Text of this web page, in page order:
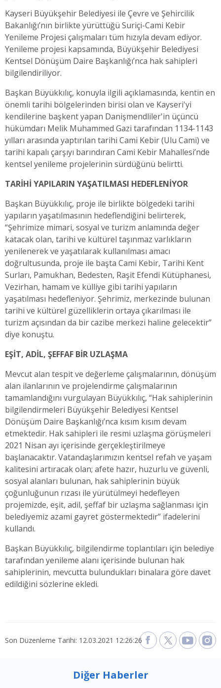
Kayseri Büyükşehir Belediyesi ile Çevre ve Şehircilik
Bakanlığı’nın birlikte yürüttüğü Suriçi-Cami Kebir
Yenileme Projesi çalışmaları tüm hızıyla devam ediyor.
Yenileme projesi kapsamında, Büyükşehir Belediyesi
Kentsel Dönüşüm Daire Başkanlığı’nca hak sahipleri
bilgilendiriliyor.
Başkan Büyükkılıç, konuyla ilgili açıklamasında, kentin en
önemli tarihi bölgelerinden birisi olan ve Kayseri'yi
kendilerine başkent yapan Danişmendliler'in üçüncü
hükümdarı Melik Muhammed Gazi tarafından 1134-1143
yılları arasında yaptırılan tarihi Cami Kebir (Ulu Cami) ve
tarihi kapalı çarşıyı barındıran Cami Kebir Mahallesi’nde
kentsel yenileme projelerinin sürdüğünü belirtti.
TARİHİ YAPILARIN YAŞATILMASI HEDEFLENİYOR
Başkan Büyükkılıç, proje ile birlikte bölgedeki tarihi
yapıların yaşatılmasının hedeflendiğini belirterek,
“Şehrimize mimari, sosyal ve turizm anlamında değer
katacak olan, tarihi ve kültürel taşınmaz varlıkların
yenilenerek ve yaşatılarak kullanılması amacı
doğrultusunda, proje ile başta Cami Kebir, Tarihi Kent
Surları, Pamukhan, Bedesten, Raşit Efendi Kütüphanesi,
Vezirhan, hamam ve külliye gibi tarihi yapıların
yaşatılması hedefleniyor. Şehrimiz, merkezinde bulunan
tarihi ve kültürel güzelliklerin ortaya çıkarılması ile
turizm açısından da bir cazibe merkezi haline gelecektir”
diye konuştu.
EŞİT, ADİL, ŞEFFAF BİR UZLAŞMA
Mevcut alan tespit ve değerleme çalışmalarının, dönüşüm
alan ilanlarının ve projelendirme çalışmalarının
tamamlandığını vurgulayan Büyükkılıç, “Hak sahiplerinin
bilgilendirmeleri Büyükşehir Belediyesi Kentsel
Dönüşüm Daire Başkanlığı’nca kısım kısım devam
etmektedir. Hak sahipleri ile resmi uzlaşma görüşmeleri
2021 Nisan ayı içerisinde gerçekleştirilmeye
başlanacaktır. Vatandaşlarımızın kentsel refah ve yaşam
kalitesini artıracak olan; afete hazır, huzurlu ve güvenli,
sosyal alanları bulunan, hak sahiplerinin büyük
çoğunluğunun rızası ile yürütülmeyi hedefleyen
projemizde, eşit, adil, şeffaf bir uzlaşma sağlanması için
belediyemiz azami gayret göstermektedir” ifadelerini
kullandı.
Başkan Büyükkılıç, bilgilendirme toplantıları için belediye
tarafından yenileme alanı içerisinde bulunan hak
sahiplerinin, mevcutta bulundukları binalara göre davet
edildiğini sözlerine ekledi.
Son Düzenleme Tarihi: 12.03.2021 12:26:26
Diğer Haberler